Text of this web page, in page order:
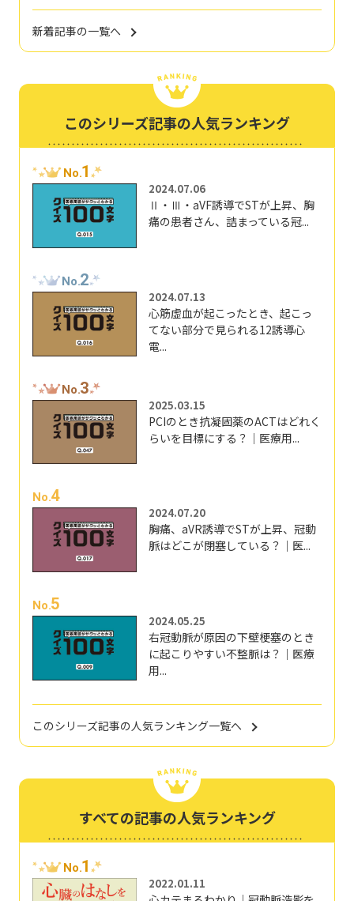
新着記事の一覧へ
このシリーズ記事の人気ランキング
No.1
2024.07.06
Ⅱ・Ⅲ・aVF誘導でSTが上昇、胸
痛の患者さん、詰まっている冠...
No.2
2024.07.13
心筋虚血が起こったとき、起こっ
てない部分で見られる12誘導心
電...
No.3
2025.03.15
PCIのとき抗凝固薬のACTはどれく
らいを目標にする？｜医療用...
No.4
2024.07.20
胸痛、aVR誘導でSTが上昇、冠動
脈はどこが閉塞している？｜医...
No.5
2024.05.25
右冠動脈が原因の下壁梗塞のとき
に起こりやすい不整脈は？｜医療
用...
このシリーズ記事の人気ランキング一覧へ
すべての記事の人気ランキング
No.1
2022.01.11